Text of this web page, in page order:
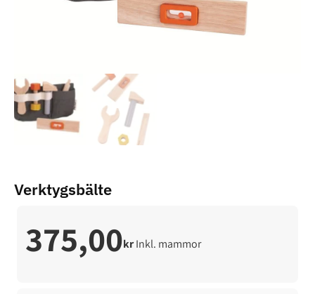
Verktygsbälte
375,00krInkl. mammor